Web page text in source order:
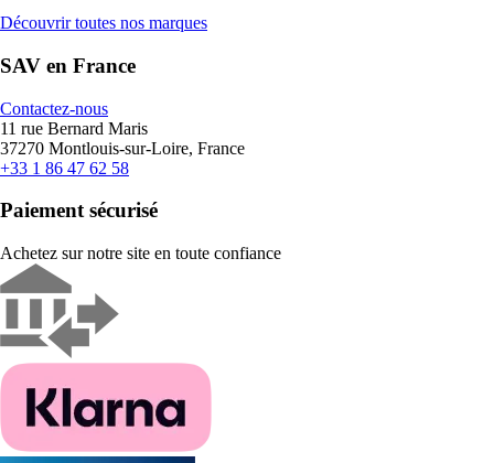
Découvrir toutes nos marques
SAV en France
Contactez-nous
11 rue Bernard Maris
37270 Montlouis-sur-Loire, France
+33 1 86 47 62 58
Paiement sécurisé
Achetez sur notre site en toute confiance